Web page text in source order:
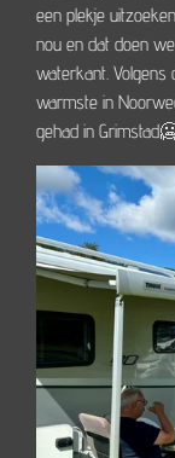
een plekje
nou en dat doen
waterkant.
warmste in
gehad in